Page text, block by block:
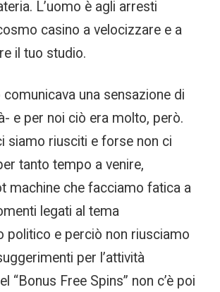
L’uomo è agli arresti
casino a velocizzare e a
il tuo studio.
comunicava una sensazione di
e per noi ciò era molto, però.
siamo riusciti e forse non ci
tanto tempo a venire,
machine che facciamo fatica a
legati al tema
politico e perciò non riusciamo
per l’attività
“Bonus Free Spins” non c’è poi